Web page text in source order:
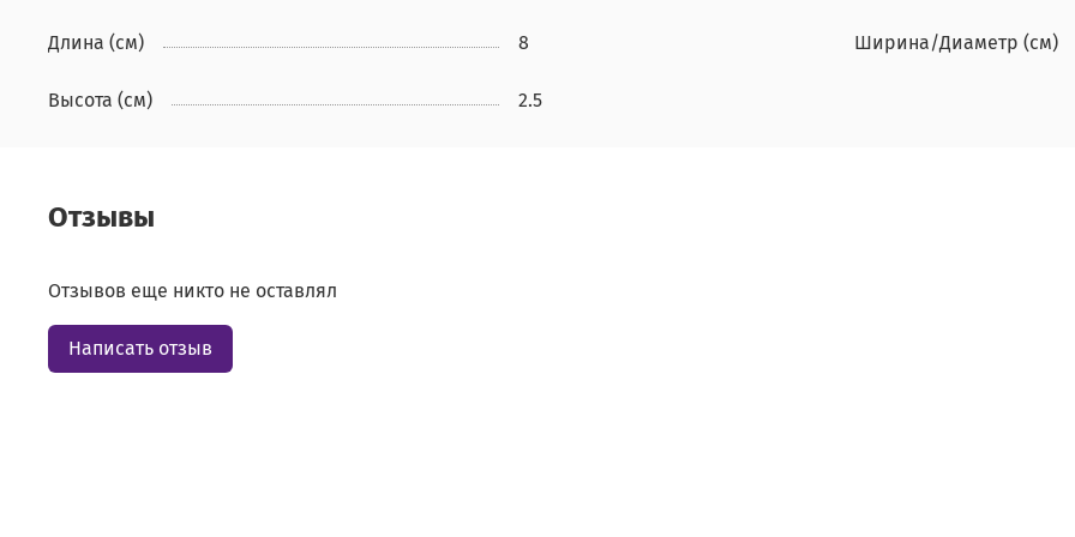
Длина (см) 8 Ширина/Диаметр (см)
Высота (см) 2.5
Отзывы
Отзывов еще никто не оставлял
Написать отзыв